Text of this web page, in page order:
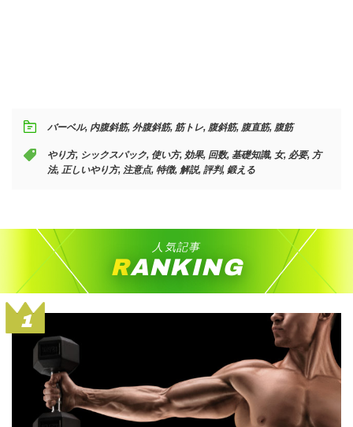
バーベル, 内腹斜筋, 外腹斜筋, 筋トレ, 腹斜筋, 腹直筋, 腹筋
やり方, シックスパック, 使い方, 効果, 回数, 基礎知識, 女, 必要, 方
法, 正しいやり方, 注意点, 特徴, 解説, 評判, 鍛える
人気記事
RANKING
1